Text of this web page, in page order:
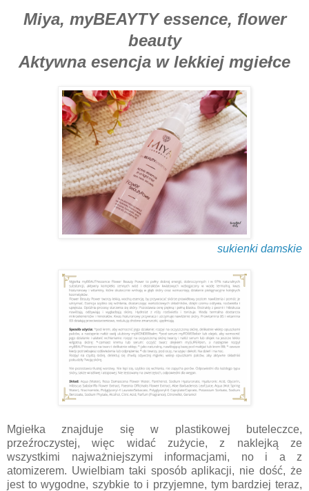
Miya, myBEAYTY essence, flower
beauty
Aktywna esencja w lekkiej mgiełce
sukienki damskie
Mgiełka znajduje się w plastikowej buteleczce,
przeźroczystej, więc widać zużycie, z naklejką ze
wszystkimi najważniejszymi informacjami, no i a z
atomizerem. Uwielbiam taki sposób aplikacji, nie dość, że
jest to wygodne, szybkie to i przyjemne, tym bardziej teraz,